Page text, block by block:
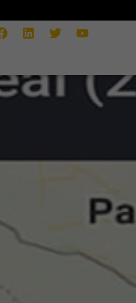
Facebook
LinkedinTwitterYoutube